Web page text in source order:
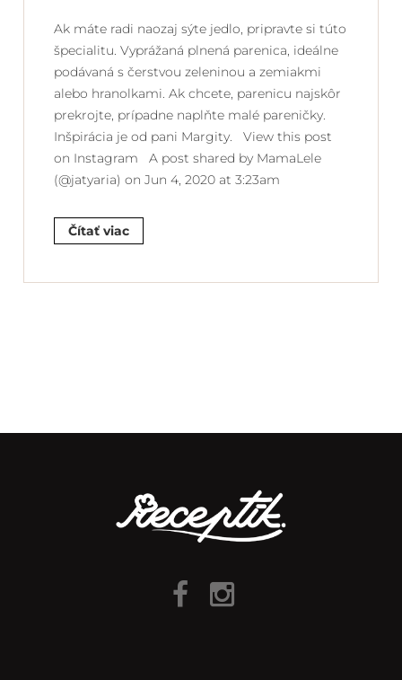
Ak máte radi naozaj sýte jedlo, pripravte si túto
špecialitu. Vyprážaná plnená parenica, ideálne
podávaná s čerstvou zeleninou a zemiakmi
alebo hranolkami. Ak chcete, parenicu najskôr
prekrojte, prípadne naplňte malé pareničky.
Inšpirácia je od pani Margity. View this post
on Instagram A post shared by MamaLele
(@jatyaria) on Jun 4, 2020 at 3:23am
Čítať viac